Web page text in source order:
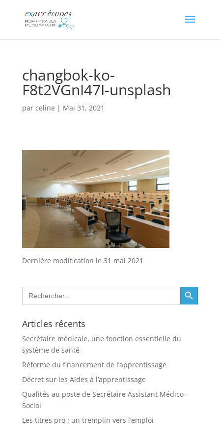
changbok-ko-
F8t2VGnI47I-unsplash
par celine | Mai 31, 2021
Dernière modification le 31 mai 2021
Search
for:
Search Button
Articles récents
Secrétaire médicale, une fonction essentielle du
système de santé
Réforme du financement de l’apprentissage
Décret sur les Aides à l’apprentissage
Qualités au poste de Secrétaire Assistant Médico-
Social
Les titres pro : un tremplin vers l’emploi